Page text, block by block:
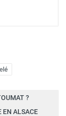
?
EN ALSACE